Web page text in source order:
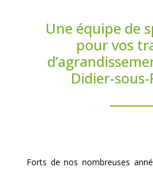
Une équipe de
pour vos
Didier-
Forts de nos nombreuses